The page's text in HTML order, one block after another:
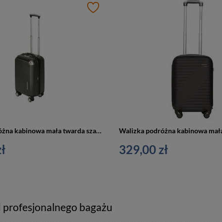
Walizka podróżna kabinowa mała twarda szara Vip Collection Blanc 20''
329,00 zł
bagażu